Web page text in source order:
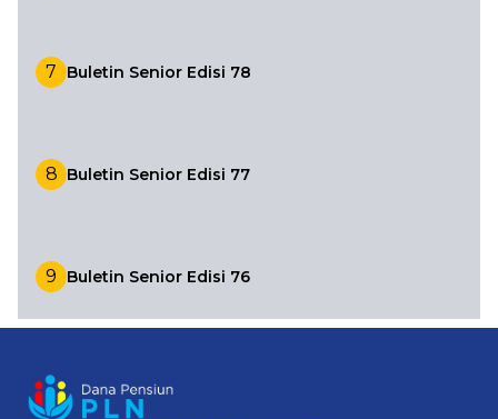
7 Buletin Senior Edisi 78
8 Buletin Senior Edisi 77
9 Buletin Senior Edisi 76